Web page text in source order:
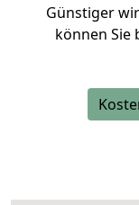
Günstiger
können Sie